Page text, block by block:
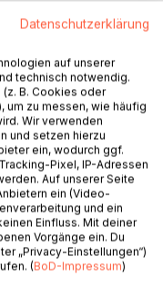
life.
of a plant-based
others have done
you as well. It will
if you understand why
Datenschutzerklärung
auf unserer
technisch notwendig.
B. Cookies oder
um zu messen, wie häufig
Wir verwenden
und setzen hierzu
ein, wodurch ggf.
Pixel, IP-Adressen
Auf unserer Seite
ein (Video-
und ein
Einfluss. Mit deiner
Vorgänge ein. Du
„Privacy-Einstellungen“)
(BoD-Impressum)